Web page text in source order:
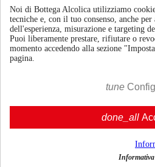
medievale.
Nel 2007 Santa10 ha così ottenuto la
naturale, sfruttando le qualità della
metodi di vinificazione.
Il risultato è che adesso Santa10 ha
bottiglie che Gianni, Elisa, Tommaso e
Nessun prodotto disponibile al
Resta in contatto! Altri prodotti
Noi di Bottega Alcolica utilizziamo
tecniche e, con il tuo consenso, anche
dell'esperienza, misurazione e targeting
Puoi liberamente prestare, rifiutare o
momento accedendo alla sezione
pagina.
tune
done_all